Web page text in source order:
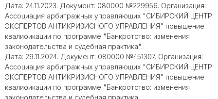
Дата: 24.11.2023. Документ: 080000 №229956. Организация:
Ассоциация арбитражных управляющих "СИБИРСКИЙ ЦЕНТР
ЭКСПЕРТОВ АНТИКРИЗИСНОГО УПРАВЛЕНИЯ" повышение
квалификации по программе "Банкротство: изменения
законодательства и судебная практика".
Дата: 29.11.2024. Документ: 080000 №451307. Организация:
Ассоциация арбитражных управляющих "СИБИРСКИЙ ЦЕНТР
ЭКСПЕРТОВ АНТИКРИЗИСНОГО УПРАВЛЕНИЯ" повышение
квалификации по программе "Банкротство: изменения
законодательства и судебная практика.